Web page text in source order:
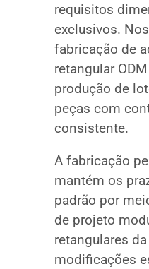
requisitos
exclusivos.
fabricação de
retangular
produção de
peças com
consistente.
A fabricação
mantém os
padrão por
de projeto
retangulares
modificações